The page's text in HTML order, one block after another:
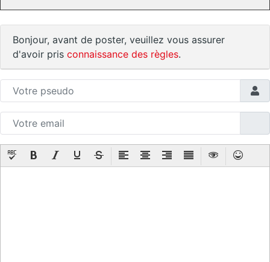
Bonjour, avant de poster, veuillez vous assurer
d'avoir pris connaissance des règles.